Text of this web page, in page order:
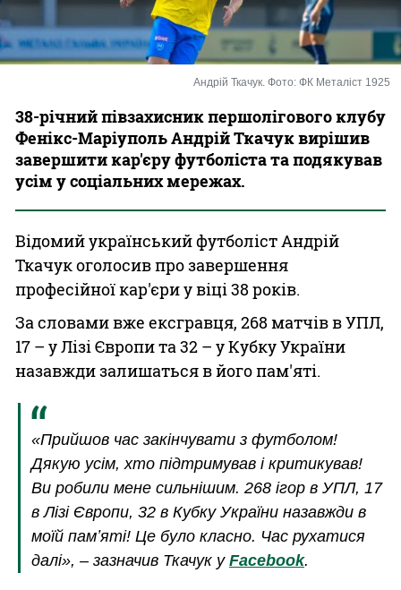
Андрій Ткачук. Фото: ФК Металіст 1925
38-річний півзахисник першолігового клубу
Фенікс-Маріуполь Андрій Ткачук вирішив
завершити кар'єру футболіста та подякував
усім у соціальних мережах.
Відомий український футболіст Андрій
Ткачук оголосив про завершення
професійної кар'єри у віці 38 років.
За словами вже ексгравця, 268 матчів в УПЛ,
17 – у Лізі Європи та 32 – у Кубку України
назавжди залишаться в його пам'яті.
«Прийшов час закінчувати з футболом!
Дякую усім, хто підтримував і критикував!
Ви робили мене сильнішим. 268 ігор в УПЛ, 17
в Лізі Європи, 32 в Кубку України назавжди в
моїй памʼяті! Це було класно. Час рухатися
далі», – зазначив Ткачук у Facebook.